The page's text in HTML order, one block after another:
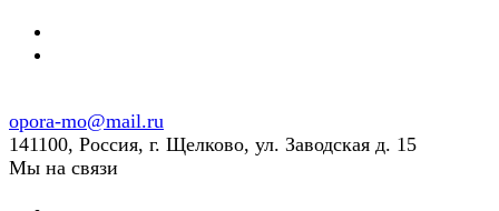
opora-mo@mail.ru
141100, Россия, г. Щелково, ул. Заводская д. 15
Мы на связи